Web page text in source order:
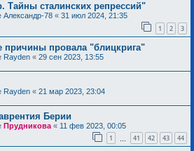
Тайны сталинских репрессий"
Александр-78 « 31 июл 2024, 21:35
1 2 3
причины провала "блицкрига"
Rayden « 29 сен 2023, 13:55
Rayden « 21 мар 2023, 23:04
Берии
Прудникова « 11 фев 2023, 00:05
1 41 42 43 44